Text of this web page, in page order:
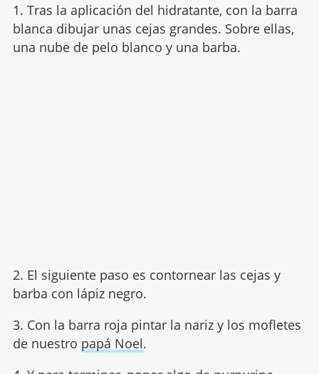
1. Tras la aplicación del hidratante, con la barra
blanca dibujar unas cejas grandes. Sobre ellas,
una nube de pelo blanco y una barba.
2. El siguiente paso es contornear las cejas y
barba con lápiz negro.
3. Con la barra roja pintar la nariz y los mofletes
de nuestro papá Noel.